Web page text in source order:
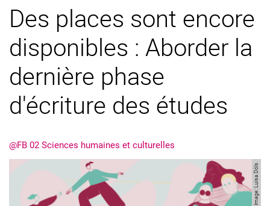
Des places sont encore
disponibles : Aborder la
dernière phase
d'écriture des études
@FB 02 Sciences humaines et culturelles
Image: Luisa Döls